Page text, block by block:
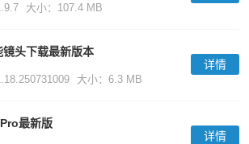
大小：107.4 MB
镜头下载最新版本
大小：6.3 MB
详情
最新版
详情